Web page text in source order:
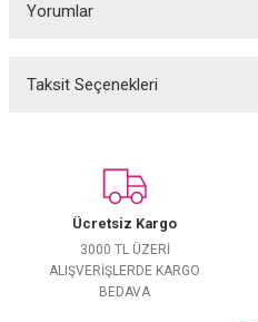
ŞAL
Yorumlar
Taksit Seçenekleri
Ücretsiz Kargo
3000 TL ÜZERİ
ALIŞVERİŞLERDE KARGO
BEDAVA